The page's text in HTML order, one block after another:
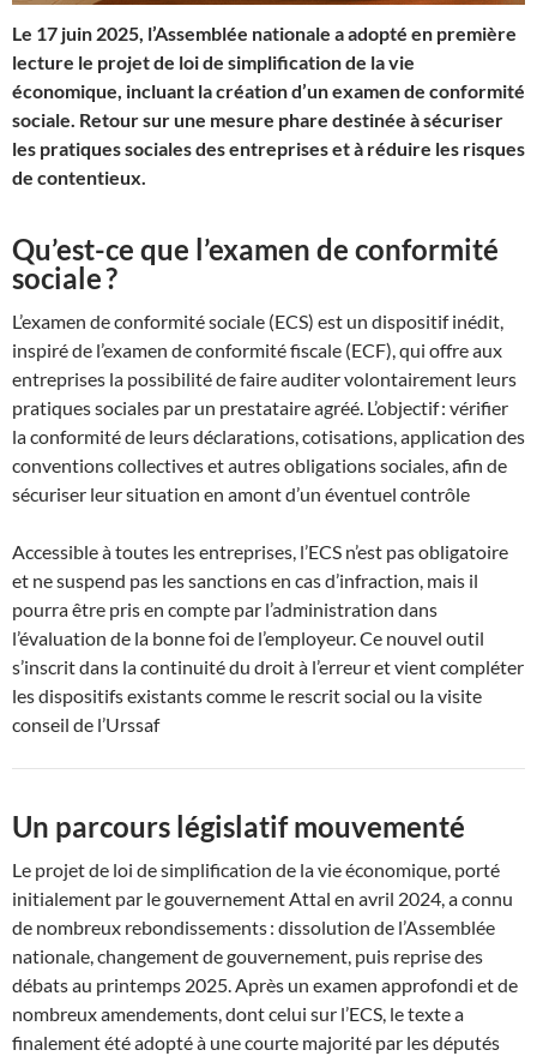
Le 17 juin 2025, l’Assemblée nationale a adopté en première
lecture le projet de loi de simplification de la vie
économique, incluant la création d’un examen de conformité
sociale. Retour sur une mesure phare destinée à sécuriser
les pratiques sociales des entreprises et à réduire les risques
de contentieux.
Qu’est-ce que l’examen de conformité
sociale ?
L’examen de conformité sociale (ECS) est un dispositif inédit,
inspiré de l’examen de conformité fiscale (ECF), qui offre aux
entreprises la possibilité de faire auditer volontairement leurs
pratiques sociales par un prestataire agréé. L’objectif : vérifier
la conformité de leurs déclarations, cotisations, application des
conventions collectives et autres obligations sociales, afin de
sécuriser leur situation en amont d’un éventuel contrôle
Accessible à toutes les entreprises, l’ECS n’est pas obligatoire
et ne suspend pas les sanctions en cas d’infraction, mais il
pourra être pris en compte par l’administration dans
l’évaluation de la bonne foi de l’employeur. Ce nouvel outil
s’inscrit dans la continuité du droit à l’erreur et vient compléter
les dispositifs existants comme le rescrit social ou la visite
conseil de l’Urssaf
Un parcours législatif mouvementé
Le projet de loi de simplification de la vie économique, porté
initialement par le gouvernement Attal en avril 2024, a connu
de nombreux rebondissements : dissolution de l’Assemblée
nationale, changement de gouvernement, puis reprise des
débats au printemps 2025. Après un examen approfondi et de
nombreux amendements, dont celui sur l’ECS, le texte a
finalement été adopté à une courte majorité par les députés